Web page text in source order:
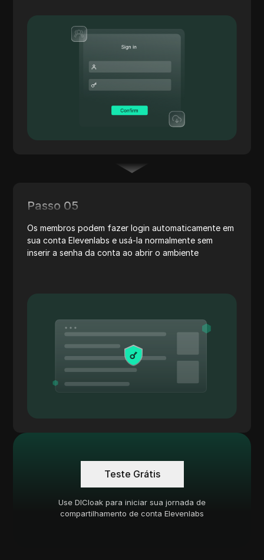
Passo 05
Os membros podem fazer login automaticamente em
sua conta Elevenlabs e usá-la normalmente sem
inserir a senha da conta ao abrir o ambiente
Teste Grátis
Use DICloak para iniciar sua jornada de
compartilhamento de conta Elevenlabs